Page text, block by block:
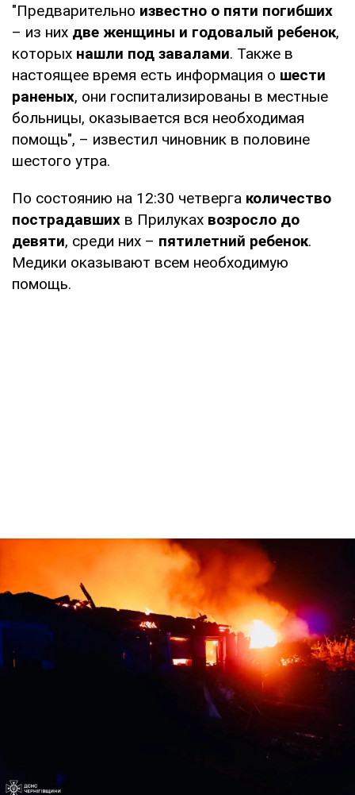
"Предварительно известно о пяти погибших
– из них две женщины и годовалый ребенок,
которых нашли под завалами. Также в
настоящее время есть информация о шести
раненых, они госпитализированы в местные
больницы, оказывается вся необходимая
помощь", – известил чиновник в половине
шестого утра.
По состоянию на 12:30 четверга количество
пострадавших в Прилуках возросло до
девяти, среди них – пятилетний ребенок.
Медики оказывают всем необходимую
помощь.